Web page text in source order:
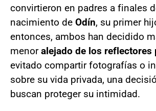
convirtieron en padres a finales
nacimiento de Odín, su primer
entonces, ambos han decidido
menoralejado de los reflectores
evitado compartir fotografías o
sobre su vida privada, una
buscan proteger su intimidad.